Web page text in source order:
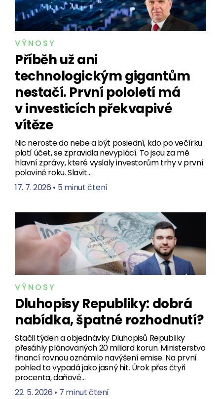
VÝNOSY
Příběh už ani
technologickým gigantům
nestačí. První pololetí má
v investicích překvapivé
vítěze
Nic neroste do nebe a být poslední, kdo po večírku
platí účet, se zpravidla nevyplácí. To jsou za mě
hlavní zprávy, které vyslaly investorům trhy v první
polovině roku. Slavit…
17. 7. 2026 • 5 minut čtení
VÝNOSY
Dluhopisy Republiky: dobrá
nabídka, špatné rozhodnutí?
Stačil týden a objednávky Dluhopisů Republiky
přesáhly plánovaných 20 miliard korun. Ministerstvo
financí rovnou oznámilo navýšení emise. Na první
pohled to vypadá jako jasný hit. Úrok přes čtyři
procenta, daňové…
22. 5. 2026 • 7 minut čtení